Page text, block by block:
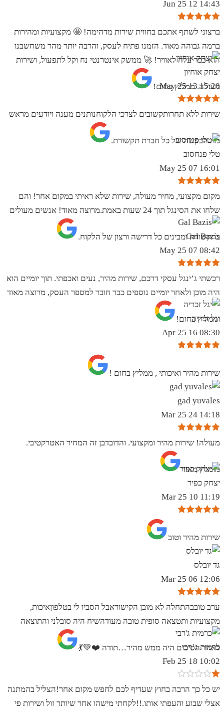
14:43 12 Jun 25
ברצוני לשתף אתכם בחווית שירות מדהימה! 🤩 מקצועיות ומהירות
ברמה גבוהה מאוד. הזמנו פתיח לעסק, והרבה יותר מהר משחשבנו
הוא כבר עלה לאוויר! 🚀 ממשק אינטרנטי נח וקל לתפעול, ושירות
מעולה. ממליץ בחום!
יצחק אוחיון
15:20 13 May 25
שירות ללא תחרותקשובים לצרכי הלקוחנותנים מענה ויודעים מראש
מה הבקשה של כל חברת תקשורת.
טלי פנחסוב
16:01 07 May 25
מקום מקצועי, מחיר מעולה, שירות שלא ראיתי במקום אחר! והם
שלחו את הסינגל תוך 24 שעות באמת.מרוצה מאוד! אנשים מעולים
בתקשורת ומבינים כל דרישה ורצון של הלקוח.
Gal Bazis
08:42 07 May 25
רכשתי ג’ינגל עסקי דרכם, שירות מהיר, נעים ואכפתי. תוך יומיים הוא
היה מוכן ולאחר יומיים נוספים כבר חובר למספר העסק, מרוצה מאוד
וממליץ בחום!
יגל זכריה
08:30 16 Apr 25
שירות מהיר ואיכותי , ממליץ בחום !
gad yuvales
14:18 24 Mar 25
מעולה! שירות מהיר ומקצועי. והדובדבן זה המחיר האטרקטיבי.
מומלץ מאוד
יצחק כפיר
11:19 10 Mar 25
שירות מהיר וטוב
גד יובלס
12:06 06 Mar 25
ערב טובבהתחלה לא מובן הקישוראבל הסביו לי בטלפוןאיכות,
מקצועיות ותטצאה סופית טובה מעודהשיח היה סובלני והתוצאה
לאחר הסיכום היה ממש מהיר…תודה ❤️💚💃
כרמית ג’רבי
10:02 18 Feb 25
יש כל כך הרבה בחוץ שעדיף לכם לחפש מקום אחר!הצליל בהמתנה
אצלי שבוע והעפתי אותו.!!לקחתי מישהו אחר שיותר זול ושירות פי